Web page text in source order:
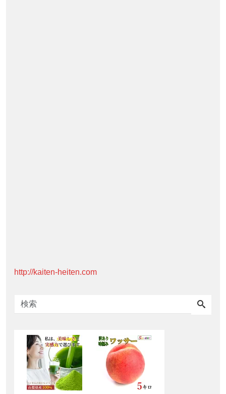
http://kaiten-heiten.com